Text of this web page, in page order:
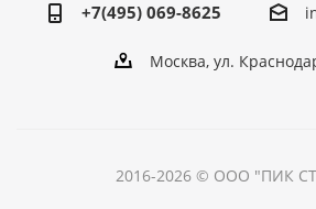
+7(495) 069-8625
Москва, ул.
2016-2026 © ООО "ПИК